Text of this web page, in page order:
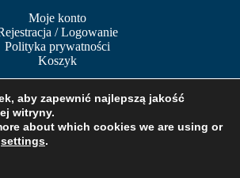
Moje konto
/ Logowanie
Polityka prywatności
Koszyk
PŁATNOŚCI
aby zapewnić najlepszą jakość
witryny.
about which cookies we are using or
settings.